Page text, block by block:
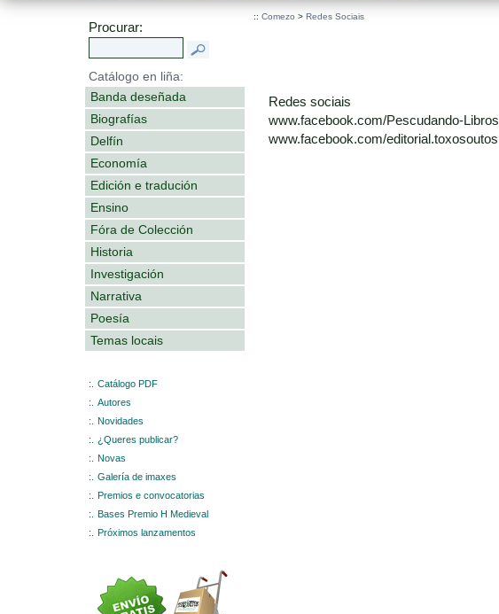
Procurar:
Catálogo en liña:
Banda deseñada
Biografías
Delfín
Economía
Edición e tradución
Ensino
Fóra de Colección
Historia
Investigación
Narrativa
Poesía
Temas locais
:.
Catálogo PDF
:.
Autores
:.
Novidades
:.
¿Queres publicar?
:.
Novas
:.
Galería de imaxes
:.
Premios e convocatorias
:.
Bases Premio H Medieval
:.
Próximos lanzamentos
:: Comezo > Redes Sociais
Redes sociais
www.facebook.com/Pescudando-Libros
www.facebook.com/editorial.toxosoutos